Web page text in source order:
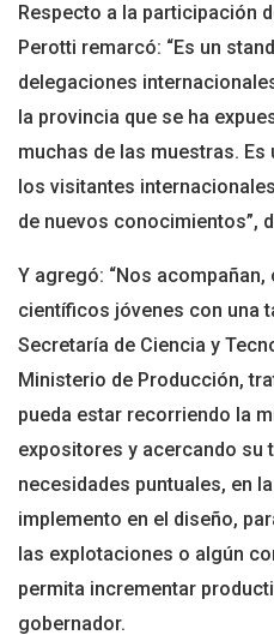
Respecto a la participación
Perotti remarcó: “Es un
delegaciones
la provincia que se ha
muchas de las muestras.
los visitantes
de nuevos conocimientos”,
Y agregó: “Nos
científicos jóvenes con una
Secretaría de Ciencia y
Ministerio de Producción,
pueda estar recorriendo la
expositores y acercando su
necesidades puntuales, en
implemento en el diseño,
las explotaciones o algún
permita incrementar
gobernador.